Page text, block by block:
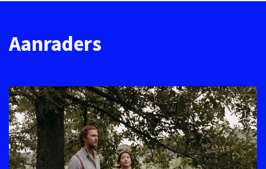
Aanraders